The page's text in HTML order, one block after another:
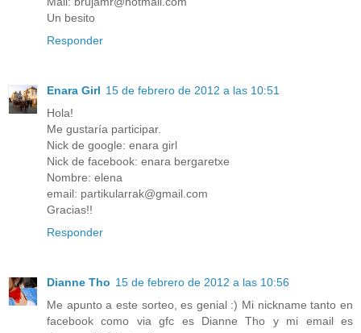
Un besito
Responder
Enara Girl 15 de febrero de 2012 a las 10:51
Hola!
Me gustaría participar.
Nick de google: enara girl
Nick de facebook: enara bergaretxe
Nombre: elena
email: partikularrak@gmail.com
Gracias!!
Responder
Dianne Tho 15 de febrero de 2012 a las 10:56
Me apunto a este sorteo, es genial :) Mi nickname tanto en
facebook como via gfc es Dianne Tho y mi email es